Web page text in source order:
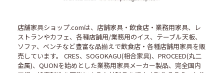
店舗家具ショップ.comは、店舗家具・飲食店・業務用家具、レ
ストランやカフェ、各種店舗用/業務用のイス、テーブル天板、
ソファ、ベンチなど豊富な品揃えで飲食店・各種店舗用家具を販
売しています。 CRES、SOGOKAGU(相合家具)、PROCEED(丸二
金属)、QUONを始めとした業務用家具メーカー製品、完全国内